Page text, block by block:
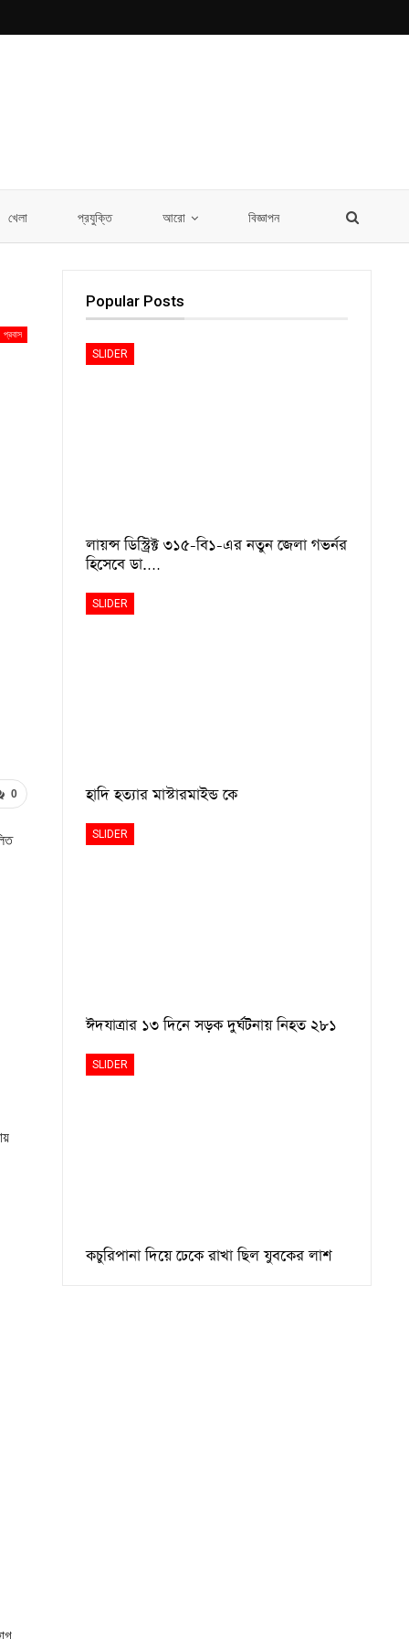
খেলা প্রযুক্তি আরো বিজ্ঞাপন
প্রবাস
0
Popular Posts
SLIDER
লায়ন্স ডিস্ট্রিক্ট ৩১৫-বি১-এর নতুন জেলা গভর্নর
হিসেবে ডা.…
SLIDER
হাদি হত্যার মাস্টারমাইন্ড কে
SLIDER
ঈদযাত্রার ১৩ দিনে সড়ক দুর্ঘটনায় নিহত ২৮১
SLIDER
কচুরিপানা দিয়ে ঢেকে রাখা ছিল যুবকের লাশ